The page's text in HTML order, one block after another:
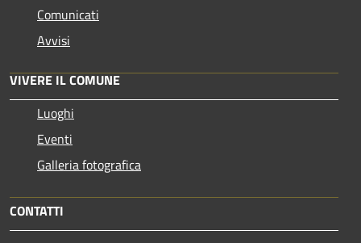
Comunicati
Avvisi
VIVERE IL COMUNE
Luoghi
Eventi
Galleria fotografica
CONTATTI